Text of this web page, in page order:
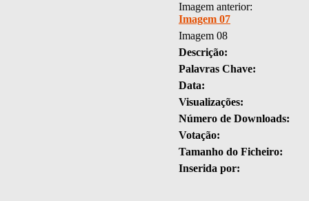
Imagem anterior:
Imagem 07
Imagem 08
Descrição:
Palavras Chave:
Data:
Visualizações:
Número de Downloads:
Votação:
Tamanho do Ficheiro:
Inserida por: